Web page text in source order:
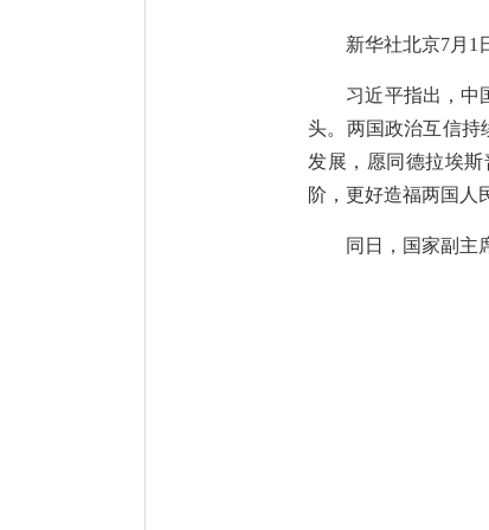
新华社北京7月1
习近平指出，中
头。两国政治互信持
发展，愿同德拉埃
阶，更好造福两国人
同日，国家副主